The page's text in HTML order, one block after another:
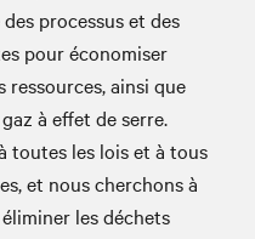
processus et des
pour économiser
ressources, ainsi que
à effet de serre.
toutes les lois et à tous
et nous cherchons à
les déchets